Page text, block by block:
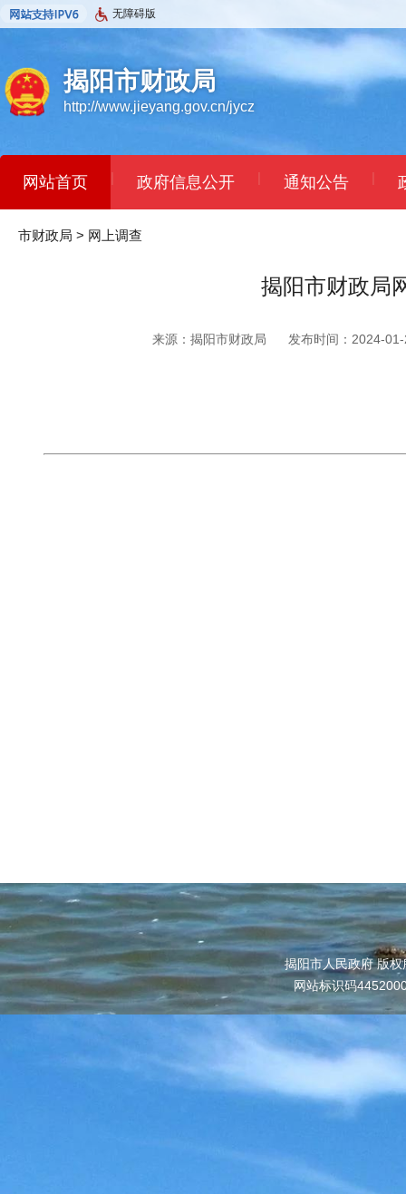
无障碍版
揭阳市财政局
http://www.jieyang.gov.cn/jycz
网站首页 | 政府信息公开 | 通知公告 |
市财政局 > 网上调查
揭阳市财政局
来源：揭阳市财政局 发布时间：2024-
揭阳市人民政府 版
网站标识码